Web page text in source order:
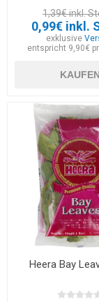
1,39€ inkl.
0,99€ inkl.
exklusive
entspricht 9,90€
KAUFEN
Heera Bay